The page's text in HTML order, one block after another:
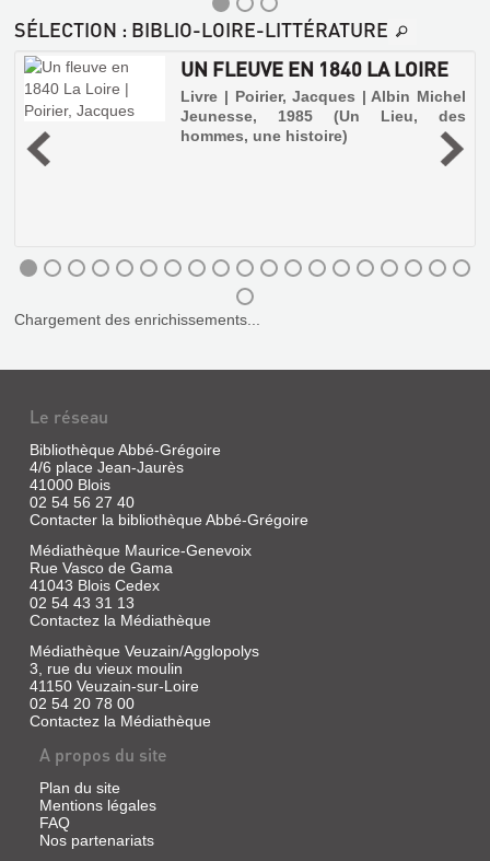
EN
DOUCEUR
Livre
|
Laclavetine,
1991
D'un
tempérament
jamais
tué
que
sa
femme.
Elle
était
restée
moment
en
suspens
au
bord
sentier,
les
yeux
fixés
sur
La
surprise
imprimait
sur
sa
peau
SÉLECTION : BIBLIO-LOIRE-LITTÉRATURE
UN FLEUVE EN 1840 LA LOIRE
Livre | Poirier, Jacques | Albin Michel
Jeunesse, 1985 (Un Lieu, des
hommes, une histoire)
UN
FLEUVE
EN
LA
LOIRE
Livre
Poirier,
Jacques
|
Albin
Jeunesse,
(Un
Lieu,
des
hommes,
Chargement des enrichissements...
Le réseau
Bibliothèque Abbé-Grégoire
4/6 place Jean-Jaurès
41000 Blois
02 54 56 27 40
Contacter la bibliothèque Abbé-Grégoire
Médiathèque Maurice-Genevoix
Rue Vasco de Gama
41043 Blois Cedex
02 54 43 31 13
Contactez la Médiathèque
Médiathèque Veuzain/Agglopolys
3, rue du vieux moulin
41150 Veuzain-sur-Loire
02 54 20 78 00
Contactez la Médiathèque
A propos du site
Plan du site
Mentions légales
FAQ
Nos partenariats